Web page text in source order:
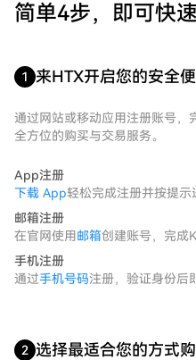
简单4步，即可快
1 来HTX开启您的安全
通过网站或移动应用注册账号，
全方位的购买与交易服务。
App注册
下载 App轻松完成注册并按提示
邮箱注册
在官网使用 邮箱创建账号，完成
手机注册
通过手机号码注册，验证身份后
2 选择最适合您的方式